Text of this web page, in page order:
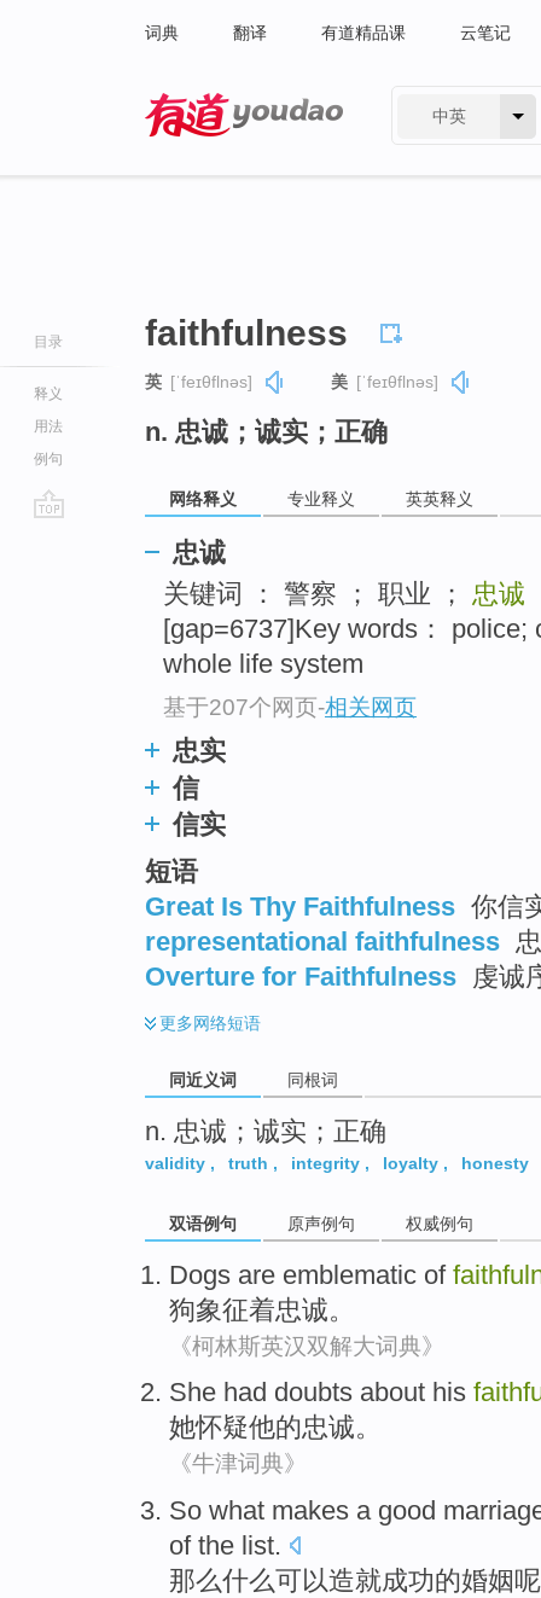
词典 翻译 有道精品课 云笔记
中英
目录
释义
用法
例句
faithfulness
英 [ˈfeɪθflnəs] 美 [ˈfeɪθflnəs]
n. 忠诚；诚实；正确
网络释义 专业释义 英英释义
忠诚
关键词 ： 警察 ； 职业 ； 忠诚
[gap=6737]Key words：
whole life system
基于207个网页-相关网页
忠实
信
信实
短语
Great Is Thy Faithfulness 你信
representational faithfulness
Overture for Faithfulness 虔诚
更多网络短语
同近义词 同根词
n. 忠诚；诚实；正确
validity , truth , integrity , loyalty , honesty
双语例句 原声例句 权威例句
Dogs are emblematic of
狗象征着忠诚。
《柯林斯英汉双解大词典》
She had doubts about his
她怀疑他的忠诚。
《牛津词典》
So what makes a good
of the list.
那么什么可以造就成功的婚姻